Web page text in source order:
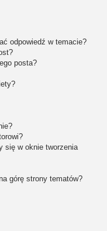
odpowiedź w temacie?
posta?
się w oknie tworzenia
górę strony tematów?